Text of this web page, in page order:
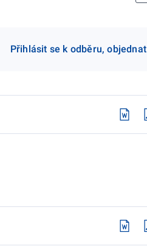
Přihlásit se k odběru, objednat